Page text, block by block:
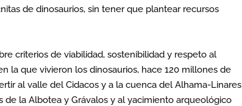
de dinosaurios, sin tener que plantear recursos
criterios de viabilidad, sostenibilidad y respeto al
la que vivieron los dinosaurios, hace 120 millones de
al valle del Cidacos y a la cuenca del Alhama-Linares
la Albotea y Grávalos y al yacimiento arqueológico